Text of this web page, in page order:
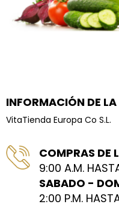
INFORMACIÓN DE
VitaTienda Europa Co S.L.
COMPRAS DE
9:00 A.M.
SABADO -
2:00 P.M.